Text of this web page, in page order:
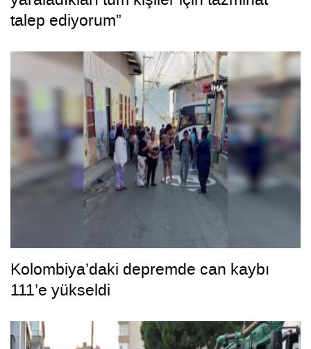
talep ediyorum”
Kolombiya’daki depremde can kaybı
111’e yükseldi